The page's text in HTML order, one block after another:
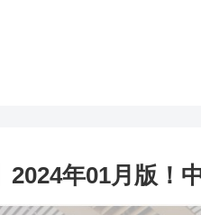
2024年01月版！